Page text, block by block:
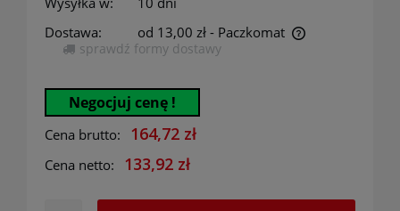
Dostawa:
od 13,00 zł - Paczkomat
Cena nie zawiera ewentualnych kosztów płatności
sprawdź formy dostawy
Negocjuj cenę !
Cena brutto: 164,72 zł
Cena netto: 133,92 zł